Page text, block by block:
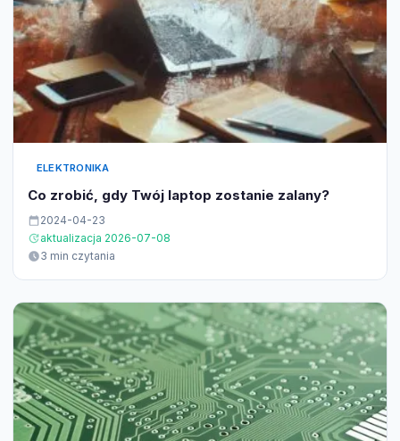
ELEKTRONIKA
Co zrobić, gdy Twój laptop zostanie zalany?
2024-04-23
aktualizacja 2026-07-08
3 min czytania